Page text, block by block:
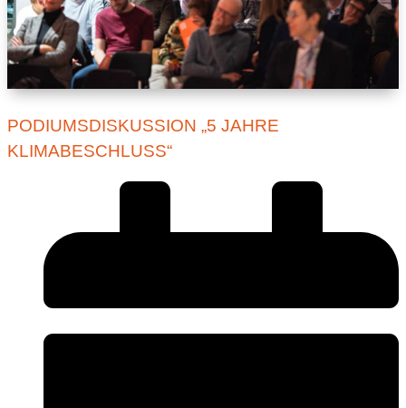
PODIUMSDISKUSSION „5 JAHRE
KLIMABESCHLUSS“